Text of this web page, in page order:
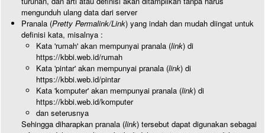
mengunduh ulang data dari server
Pranala (Pretty Permalink/Link) yang indah dan mudah diingat untuk
definisi kata, misalnya :
Kata 'rumah' akan mempunyai pranala (link) di
https://kbbi.web.id/rumah
Kata 'pintar' akan mempunyai pranala (link) di
https://kbbi.web.id/pintar
Kata 'komputer' akan mempunyai pranala (link) di
https://kbbi.web.id/komputer
dan seterusnya
Sehingga diharapkan pranala (link) tersebut dapat digunakan sebagai